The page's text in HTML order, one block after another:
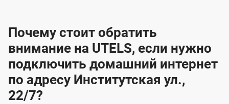
Почему стоит обратить
внимание на UTELS, если нужно
подключить домашний интернет
по адресу Институтская ул.,
22/7?